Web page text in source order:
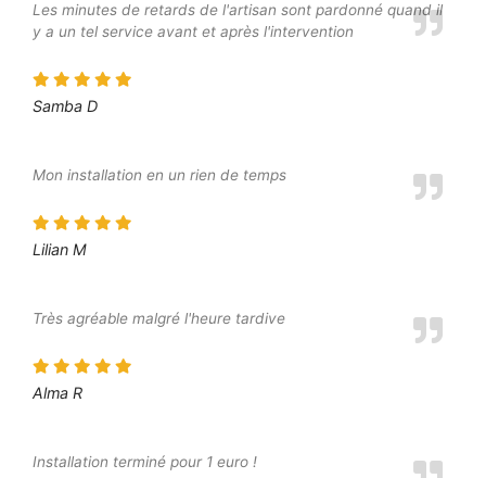
Les minutes de retards de l'artisan sont pardonné quand il
y a un tel service avant et après l'intervention
Samba D
Mon installation en un rien de temps
Lilian M
Très agréable malgré l'heure tardive
Alma R
Installation terminé pour 1 euro !